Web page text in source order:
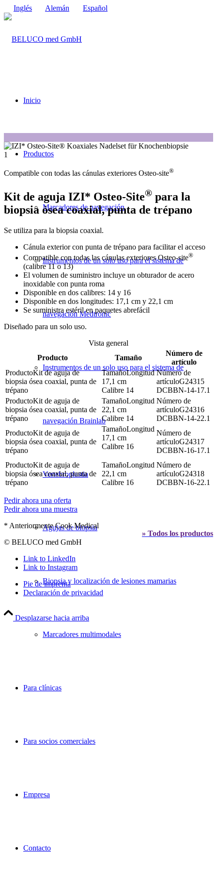
Inglés Alemán Español
Inicio
Productos
Marcadores de navegación
Instrumentos de un solo uso para el sistema de
navegación Medtronic
Instrumentos de un solo uso para el sistema de
navegación Brainlab
Vertebroplastia
Agujas de biopsia
Biopsia y localización de lesiones mamarias
Marcadores multimodales
Para clínicas
Para socios comerciales
Empresa
Contacto
1
Compatible con todas las cánulas exteriores Osteo-site®
Kit de aguja IZI* Osteo-Site® para la
biopsia ósea coaxial, punta de trépano
Se utiliza para la biopsia coaxial.
Cánula exterior con punta de trépano para facilitar el acceso
Compatible con todas las cánulas exteriores Osteo-site®
(calibre 11 o 13)
El volumen de suministro incluye un obturador de acero
inoxidable con punta roma
Disponible en dos calibres: 14 y 16
Disponible en dos longitudes: 17,1 cm y 22,1 cm
Se suministra estéril en paquetes abrefácil
Diseñado para un solo uso.
Vista general
Producto
Tamaño
Número de
artículo
Kit de aguja de
biopsia ósea coaxial, punta de
trépano
Longitud
17,1 cm
Calibre 14
G24315
DCBBN-14-17.1
Kit de aguja de
biopsia ósea coaxial, punta de
trépano
Longitud
22,1 cm
Calibre 14
G24316
DCBBN-14-22.1
Kit de aguja de
biopsia ósea coaxial, punta de
trépano
Longitud
17,1 cm
Calibre 16
G24317
DCBBN-16-17.1
Kit de aguja de
biopsia ósea coaxial, punta de
trépano
Longitud
22,1 cm
Calibre 16
G24318
DCBBN-16-22.1
Pedir ahora una oferta
Pedir ahora una muestra
» Todos los productos
* Anteriormente Cook Medical
© BELUCO med GmbH
Link to LinkedIn
Link to Instagram
Pie de imprenta
Declaración de privacidad
Desplazarse hacia arriba